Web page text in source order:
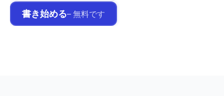
書き始める– 無料です